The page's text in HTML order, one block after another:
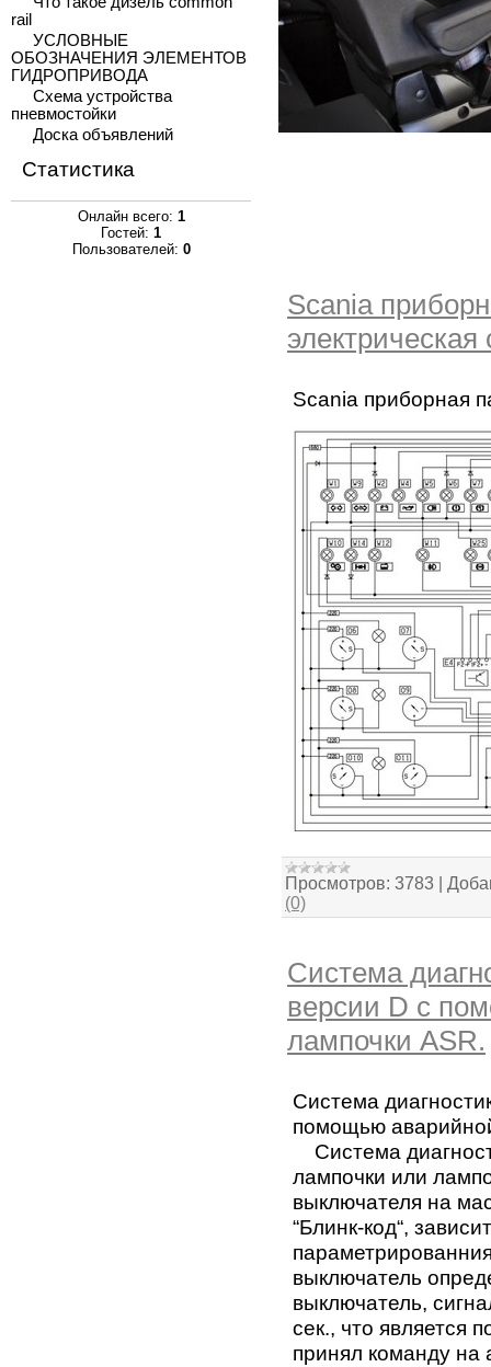
rail
УСЛОВНЫЕ
ОБОЗНАЧЕНИЯ ЭЛЕМЕНТОВ
ГИДРОПРИВОДА
Схема устройства
пневмостойки
Доска объявлений
Статистика
Онлайн всего: 1
Гостей: 1
Пользователей: 0
Scania
электрическая
Scania приборная
Просмотров: 3783
(0)
Система
версии D с
лампочки ASR.
Система
помощью
Система
лампочки или
выключателя на
“Блинк-код“,
выключатель
выключатель,
сек., что является
принял команду на